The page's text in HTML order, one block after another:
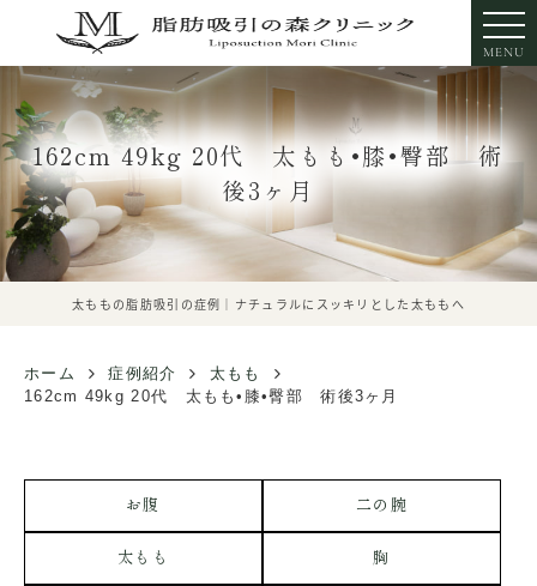
MENU
162cm 49kg 20代 太もも•膝•臀部 術
後3ヶ月
太ももの脂肪吸引の症例｜ナチュラルにスッキリとした太ももへ
ホーム 症例紹介
太もも
162cm 49kg 20代 太もも•膝•臀部 術後3ヶ月
お腹 二の腕
太もも 胸